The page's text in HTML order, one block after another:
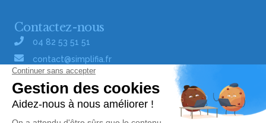
Contactez-nous
04 82 53 51 51
contact@simplifia.fr
Réseaux sociaux